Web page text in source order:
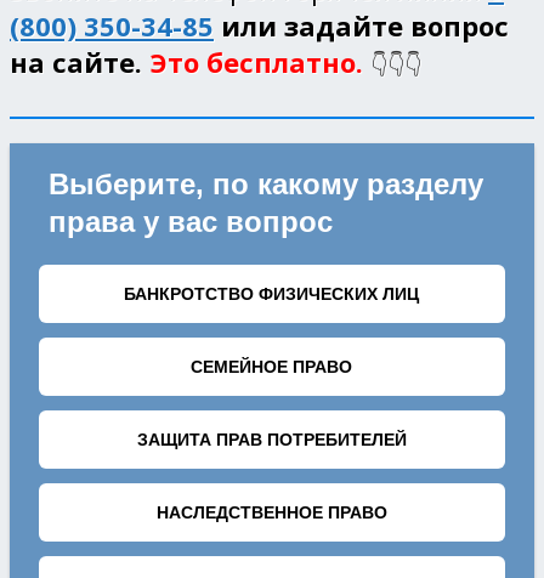
(800) 350-34-85 или задайте вопрос
на сайте. Это бесплатно. 👇👇👇